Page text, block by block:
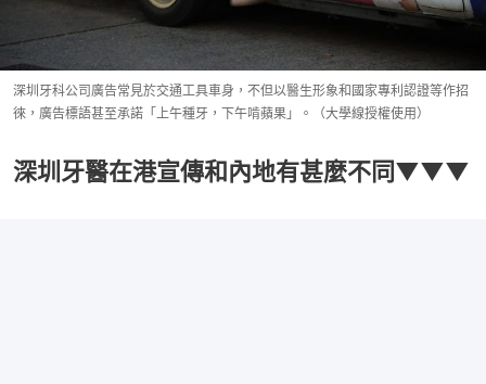
深圳牙科公司廣告常見於交通工具車身，不但以醫生形象和國家專利認證等作招
徠，廣告標語甚至承諾「上午種牙，下午啃蘋果」。（大學線授權使用）
深圳牙醫在港宣傳和內地有甚麼不同▼▼▼